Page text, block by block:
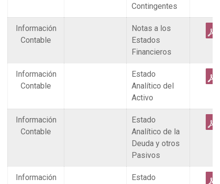
Contingentes
Información
Contable
Notas a los
Estados
Financieros
Información
Contable
Estado
Analítico del
Activo
Información
Contable
Estado
Analítico de la
Deuda y otros
Pasivos
Información
Estado